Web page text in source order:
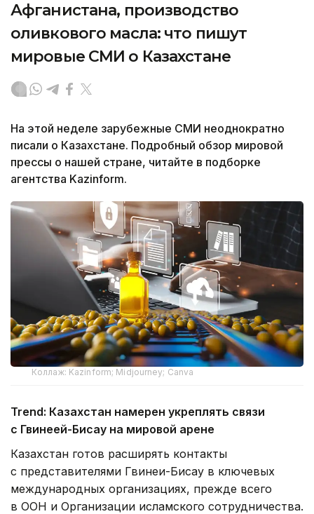
Афганистана, производство
оливкового масла: что пишут
мировые СМИ о Казахстане
На этой неделе зарубежные СМИ неоднократно
писали о Казахстане. Подробный обзор мировой
прессы о нашей стране, читайте в подборке
агентства Kazinform.
Коллаж: Kazinform; Midjourney; Canva
Trend: Казахстан намерен укреплять связи
с Гвинеей-Бисау на мировой арене
Казахстан готов расширять контакты
с представителями Гвинеи-Бисау в ключевых
международных организациях, прежде всего
в ООН и Организации исламского сотрудничества.